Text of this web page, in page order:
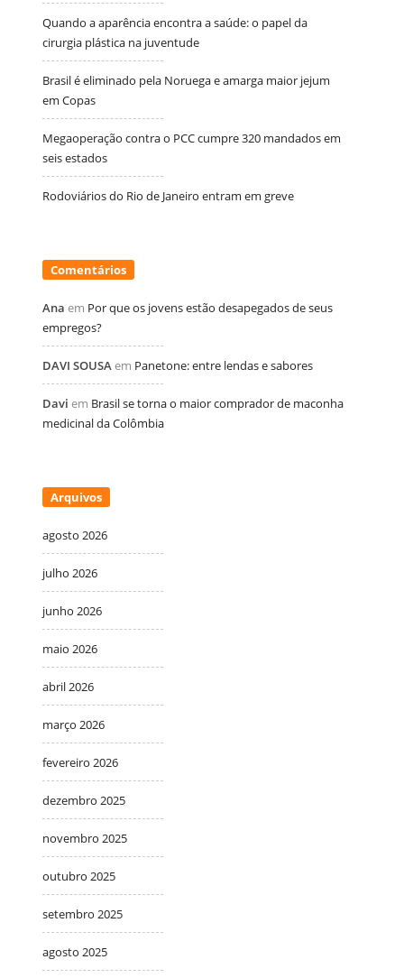
Quando a aparência encontra a saúde: o papel da
cirurgia plástica na juventude
Brasil é eliminado pela Noruega e amarga maior jejum
em Copas
Megaoperação contra o PCC cumpre 320 mandados em
seis estados
Rodoviários do Rio de Janeiro entram em greve
Comentários
Ana em Por que os jovens estão desapegados de seus
empregos?
DAVI SOUSAem Panetone: entre lendas e sabores
Davi em Brasil se torna o maior comprador de maconha
medicinal da Colômbia
Arquivos
agosto 2026
julho 2026
junho 2026
maio 2026
abril 2026
março 2026
fevereiro 2026
dezembro 2025
novembro 2025
outubro 2025
setembro 2025
agosto 2025